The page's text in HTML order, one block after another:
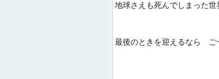
地球さえも死んでしまった
最後のときを迎えるなら ご